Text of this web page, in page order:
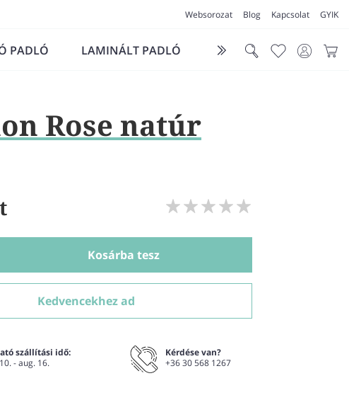
Websorozat Blog Kapcsolat GYIK
PADLÓ LAMINÁLT PADLÓ FUTÓSZŐNYEG
Rose natúr
Kosárba tesz
Kedvencekhez ad
szállítási idő:
- aug. 16.
Kérdése van?
+36 30 568 1267